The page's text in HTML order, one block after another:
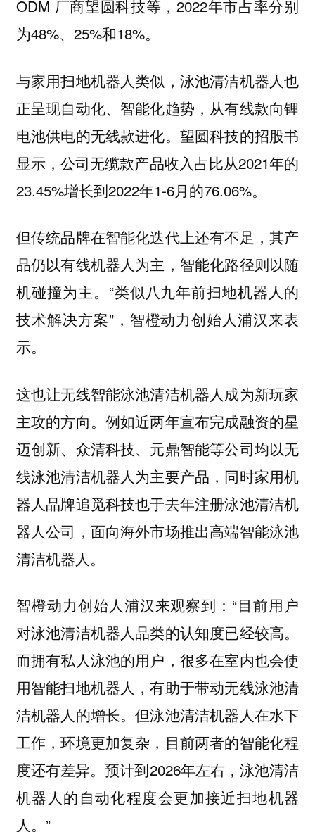
ODM 厂商望圆科技等，2022年市占率分别
为48%、25%和18%。
与家用扫地机器人类似，泳池清洁机器人也
正呈现自动化、智能化趋势，从有线款向锂
电池供电的无线款进化。望圆科技的招股书
显示，公司无缆款产品收入占比从2021年的
23.45%增长到2022年1-6月的76.06%。
但传统品牌在智能化迭代上还有不足，其产
品仍以有线机器人为主，智能化路径则以随
机碰撞为主。“类似八九年前扫地机器人的
技术解决方案”，智橙动力创始人浦汉来表
示。
这也让无线智能泳池清洁机器人成为新玩家
主攻的方向。例如近两年宣布完成融资的星
迈创新、众清科技、元鼎智能等公司均以无
线泳池清洁机器人为主要产品，同时家用机
器人品牌追觅科技也于去年注册泳池清洁机
器人公司，面向海外市场推出高端智能泳池
清洁机器人。
智橙动力创始人浦汉来观察到：“目前用户
对泳池清洁机器人品类的认知度已经较高。
而拥有私人泳池的用户，很多在室内也会使
用智能扫地机器人，有助于带动无线泳池清
洁机器人的增长。但泳池清洁机器人在水下
工作，环境更加复杂，目前两者的智能化程
度还有差异。预计到2026年左右，泳池清洁
机器人的自动化程度会更加接近扫地机器
人。”